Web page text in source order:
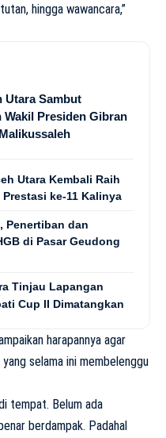
hingga wawancara,”
Utara Sambut
Wakil Presiden Gibran
Utara Kembali Raih
ke-11 Kalinya
Penertiban dan
di Pasar Geudong
Tinjau Lapangan
Cup II Dimatangkan
harapannya agar
selama ini membelenggu
tempat. Belum ada
berdampak. Padahal